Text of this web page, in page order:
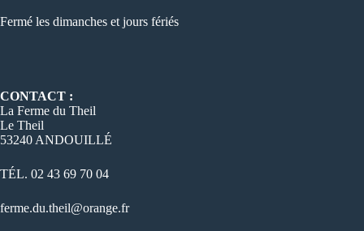
Fermé les dimanches et jours fériés
CONTACT :
La Ferme du Theil
Le Theil
53240 ANDOUILLÉ
TÉL. 02 43 69 70 04
ferme.du.theil@orange.fr